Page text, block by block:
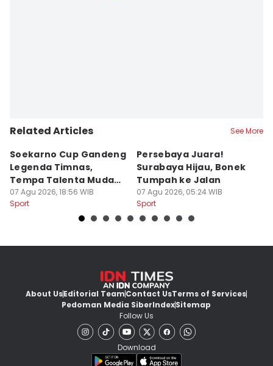
Related Articles See More
Soekarno Cup Gandeng
Legenda Timnas,
Tempa Talenta Muda
Sepak Bola Indonesia
07 Agu 2026, 18:56 WIB
Sport
Persebaya Juara!
Surabaya Hijau, Bonek
Tumpah ke Jalan
07 Agu 2026, 05:24 WIB
Sport
About UsEditorial TeamContact UsTerms of Services
Pedoman Media SiberIndexSitemap
Follow Us
Download